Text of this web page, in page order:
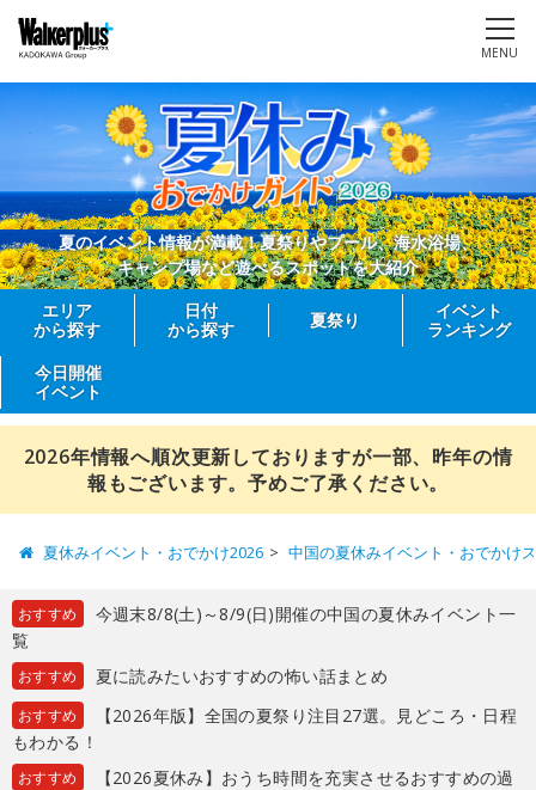
MENU
夏のイベント情報が満載！夏祭りやプール、海水浴場、
キャンプ場など遊べるスポットを大紹介
エリア
から探す
日付
から探す
夏祭り
イベント
ランキング
今日開催
イベント
2026年情報へ順次更新しておりますが一部、昨年の情
報もございます。予めご了承ください。
夏休みイベント・おでかけ2026 中国の夏休みイベント・おでかけ
おすすめ
今週末8/8(土)～8/9(日)開催の中国の夏休みイベント一
覧
おすすめ 夏に読みたいおすすめの怖い話まとめ
おすすめ
【2026年版】全国の夏祭り注目27選。見どころ・日程
もわかる！
おすすめ
【2026夏休み】おうち時間を充実させるおすすめの過